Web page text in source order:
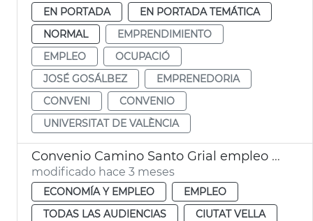
EN PORTADA
EN PORTADA TEMÁTICA
NORMAL
EMPRENDIMIENTO
EMPLEO
OCUPACIÓ
JOSÉ GOSÁLBEZ
EMPRENEDORIA
CONVENI
CONVENIO
UNIVERSITAT DE VALÈNCIA
Convenio Camino Santo Grial empleo y proyección internacional
modificado hace 3 meses
ECONOMÍA Y EMPLEO
EMPLEO
TODAS LAS AUDIENCIAS
CIUTAT VELLA